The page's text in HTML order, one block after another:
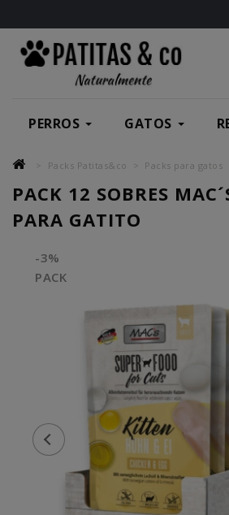
PERROS GATOS
Packs Patitas&co Packs para gatos
PACK 12 SOBRES
PARA GATITO
-3%
PACK